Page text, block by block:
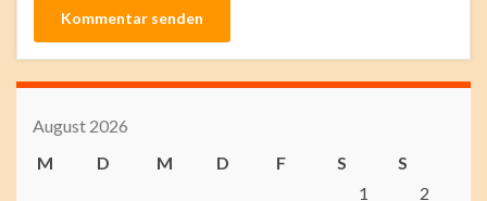
August 2026
M
D M D F S
S
1
2